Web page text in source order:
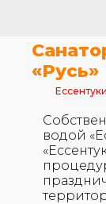
«Русь»
Ессентуки
водой